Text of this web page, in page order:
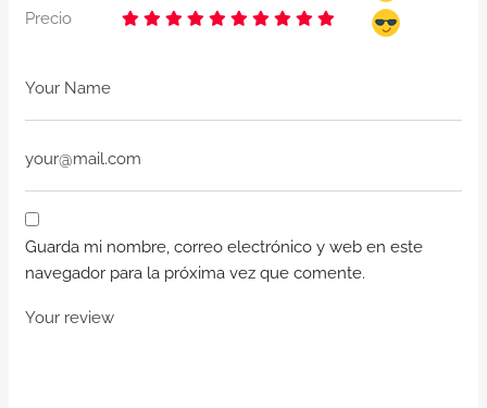
Precio
Guarda mi nombre, correo electrónico y web en este
navegador para la próxima vez que comente.